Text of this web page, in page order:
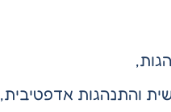
והתנהגות אדפטיבית,